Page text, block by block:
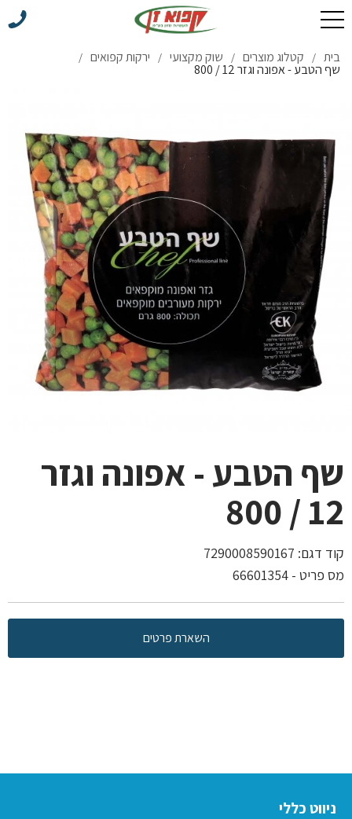
בית / קטלוג מוצרים / שוק מקצועי / ירקות קפואים /
שף הטבע - אפונה וגזר 12 / 800
שף הטבע - אפונה וגזר
12 / 800
קוד דגם: 7290008590167
מס פריט - 66601354
השארת פרטים
ניווט כללי